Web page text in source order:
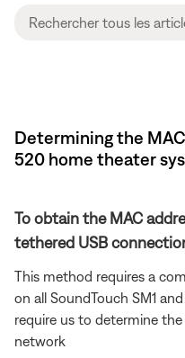
Determining the
520 home theater
To obtain the MAC
tethered USB
This method requires a
on all SoundTouch SM1
require us to determine
network